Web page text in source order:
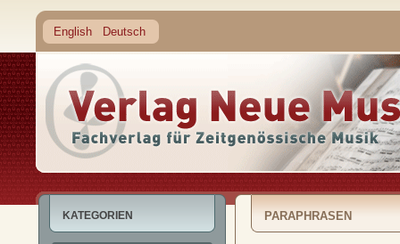
English Deutsch
KATEGORIEN PARAPHRASEN